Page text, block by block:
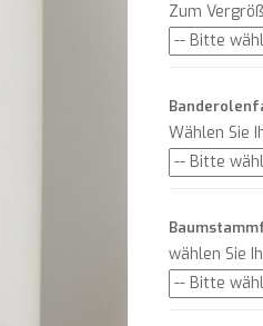
Zum
Wählen Sie
wählen Sie